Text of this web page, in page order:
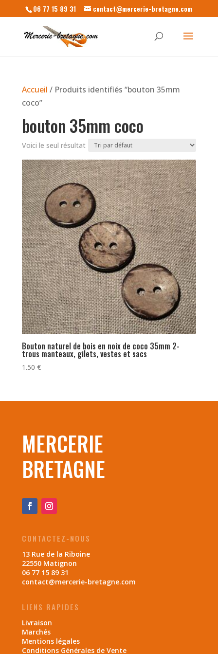
06 77 15 89 31 contact@mercerie-bretagne.com
Accueil / Produits identifiés “bouton 35mm
coco”
bouton 35mm coco
Voici le seul résultat
Bouton naturel de bois en noix de coco 35mm 2-
trous manteaux, gilets, vestes et sacs
1.50 €
MERCERIE
BRETAGNE
CONTACTEZ-NOUS
13 Rue de la Riboine
22550 Matignon
06 77 15 89 31
contact@mercerie-bretagne.com
LIENS RAPIDES
Livraison
Marchés
Mentions légales
Conditions Générales de Vente